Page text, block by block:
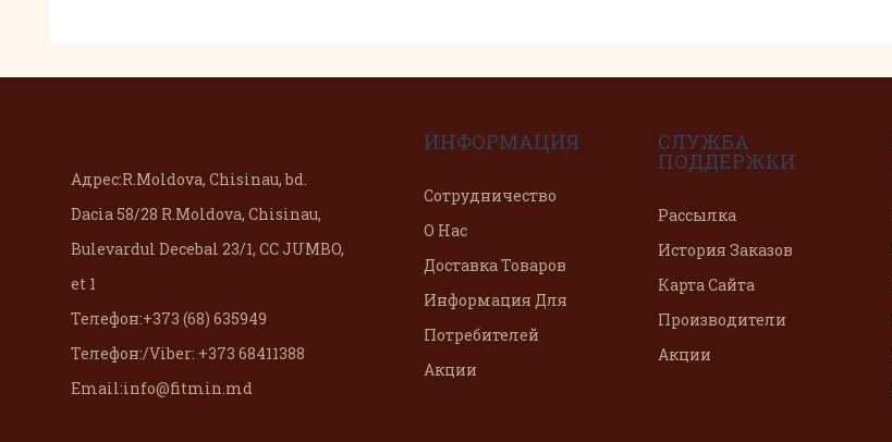
Адрес:R.Moldova, Chisinau, bd.
Dacia 58/28 R.Moldova, Chisinau,
Bulevardul Decebal 23/1, CC JUMBO,
et 1
Телефон:+373 (68) 635949
Телефон:/Viber: +373 68411388
Email:info@fitmin.md
ИНФОРМАЦИЯ
Сотрудничество
О Нас
Доставка Товаров
Информация Для
Потребителей
Акции
СЛУЖБА
ПОДДЕРЖКИ
Рассылка
История Заказов
Карта Сайта
Производители
Акции